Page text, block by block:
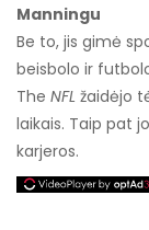
Manningu
Be to, jis gimė
beisbolo ir
The NFL žaidėjo
laikais. Taip pat
karjeros.